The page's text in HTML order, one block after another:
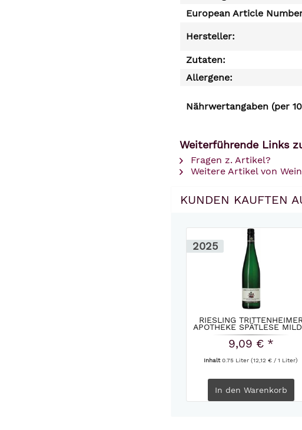
European Article
Hersteller:
Zutaten:
Allergene:
Nährwertangaben (per
Weiterführende Links
Fragen z. Artikel?
Weitere Artikel von
KUNDEN KAUFTEN
2025
RIESLING TRITTENHEIMER
APOTHEKE SPÄTLESE
9,09 € *
Inhalt0.75 Liter(12,12 € / 1 Liter)
In den Warenkorb